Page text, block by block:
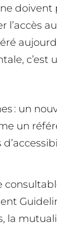
c’est
: un
un
la